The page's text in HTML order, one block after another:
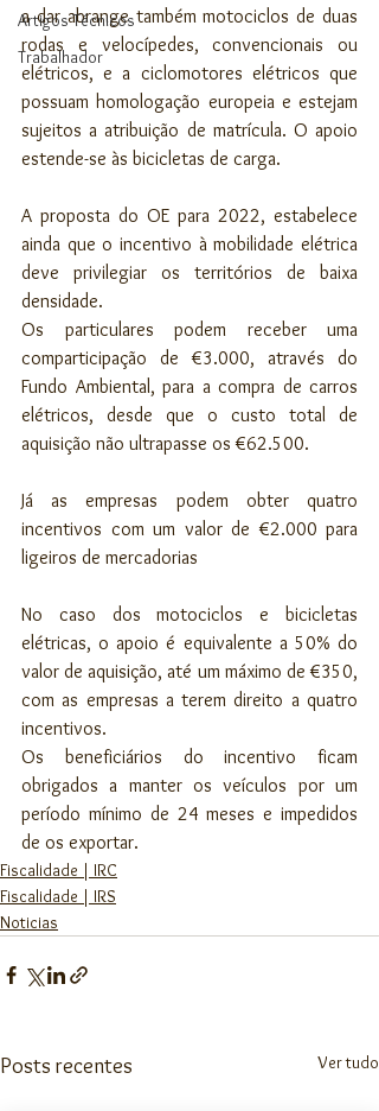
Artigos Técnicos
Trabalhador
a dar abrange também motociclos de duas
rodas e velocípedes, convencionais ou
elétricos, e a ciclomotores elétricos que
possuam homologação europeia e estejam
sujeitos a atribuição de matrícula. O apoio
estende-se às bicicletas de carga.
A proposta do OE para 2022, estabelece
ainda que o incentivo à mobilidade elétrica
deve privilegiar os territórios de baixa
densidade.
Os particulares podem receber uma
comparticipação de €3.000, através do
Fundo Ambiental, para a compra de carros
elétricos, desde que o custo total de
aquisição não ultrapasse os €62.500.
Já as empresas podem obter quatro
incentivos com um valor de €2.000 para
ligeiros de mercadorias
No caso dos motociclos e bicicletas
elétricas, o apoio é equivalente a 50% do
valor de aquisição, até um máximo de €350,
com as empresas a terem direito a quatro
incentivos.
Os beneficiários do incentivo ficam
obrigados a manter os veículos por um
período mínimo de 24 meses e impedidos
de os exportar.
Fiscalidade | IRC
Fiscalidade | IRS
Noticias
Posts recentes Ver tudo